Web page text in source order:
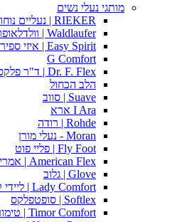
מותגי נעלי נשים
RIEKER | נעליים נוחות עם יציבות יומיומית
Waldlaufer | וולדלאופר נעלים עם מידות רוחב
Easy Spirit | איזי ספיריט נוחות אמריקאית יומיומית
G Comfort
Dr. F. Flex | ד"ר פלקס
הלב הכחול
Suave | סווב
I Ara ארא
Rohde | רודה
Moran - נעלי מורן
Fly Foot | פליי פוט
American Flex | אמריקו פלקס
Glove | גלוב
Lady Comfort | ליידי קומפורט
Softlex | סופטפלקס
Timor Comfort | טימור קומפורט